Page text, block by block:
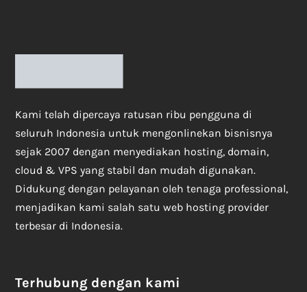
Kami telah dipercaya ratusan ribu pengguna di
seluruh Indonesia untuk mengonlinekan bisnisnya
sejak 2007 dengan menyediakan hosting, domain,
cloud & VPS yang stabil dan mudah digunakan.
Didukung dengan pelayanan oleh tenaga professional,
menjadikan kami salah satu web hosting provider
terbesar di Indonesia.
Terhubung dengan kami